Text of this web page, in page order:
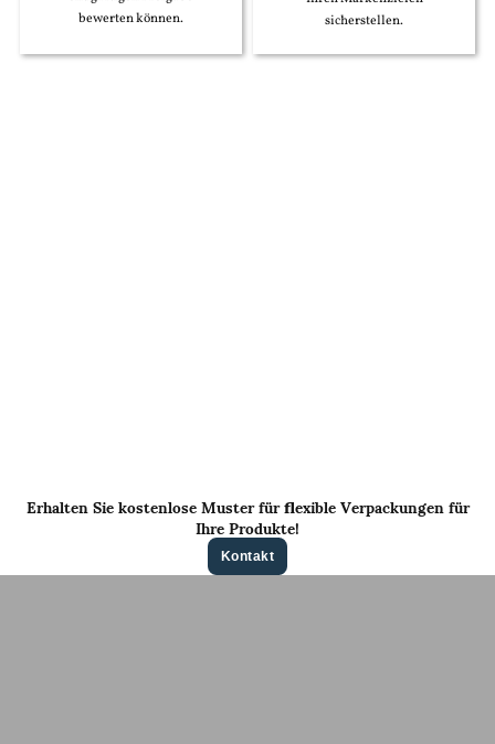
bewerten können.
sicherstellen.
Erhalten Sie kostenlose Muster für flexible Verpackungen für
Ihre Produkte!
Kontakt